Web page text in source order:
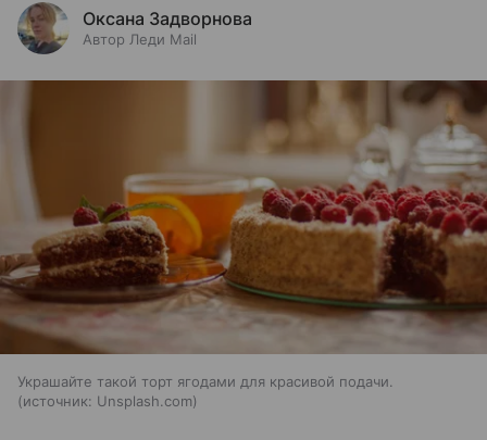
Оксана Задворнова
Автор Леди Mail
Украшайте такой торт ягодами для красивой подачи.
источник: Unsplash.com